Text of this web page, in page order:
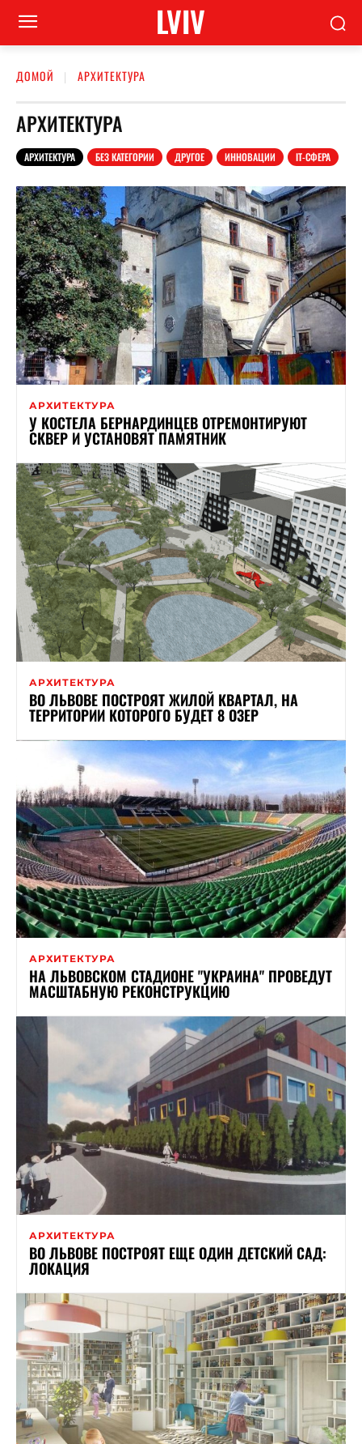
LVIV
ДОМОЙ АРХИТЕКТУРА
АРХИТЕКТУРА
АРХИТЕКТУРА БЕЗ КАТЕГОРИИ ДРУГОЕ ИННОВАЦИИ ІТ-СФЕРА
АРХИТЕКТУРА
У КОСТЕЛА БЕРНАРДИНЦЕВ ОТРЕМОНТИРУЮТ
СКВЕР И УСТАНОВЯТ ПАМЯТНИК
АРХИТЕКТУРА
ВО ЛЬВОВЕ ПОСТРОЯТ ЖИЛОЙ КВАРТАЛ, НА
ТЕРРИТОРИИ КОТОРОГО БУДЕТ 8 ОЗЕР
АРХИТЕКТУРА
НА ЛЬВОВСКОМ СТАДИОНЕ "УКРАИНА" ПРОВЕДУТ
МАСШТАБНУЮ РЕКОНСТРУКЦИЮ
АРХИТЕКТУРА
ВО ЛЬВОВЕ ПОСТРОЯТ ЕЩЕ ОДИН ДЕТСКИЙ САД:
ЛОКАЦИЯ